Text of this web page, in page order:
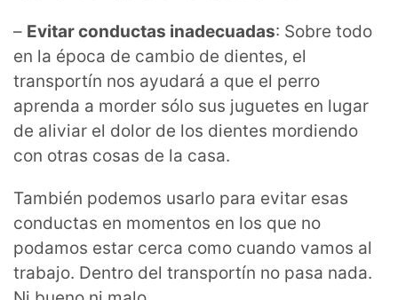
– Evitar conductas inadecuadas: Sobre todo
en la época de cambio de dientes, el
transportín nos ayudará a que el perro
aprenda a morder sólo sus juguetes en lugar
de aliviar el dolor de los dientes mordiendo
con otras cosas de la casa.
También podemos usarlo para evitar esas
conductas en momentos en los que no
podamos estar cerca como cuando vamos al
trabajo. Dentro del transportín no pasa nada.